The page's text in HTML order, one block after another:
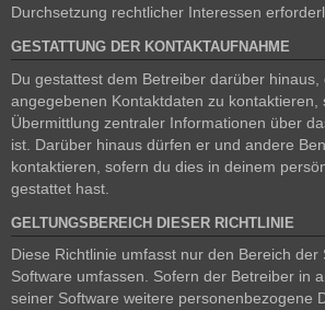
Durchsetzung rechtlicher Interessen
GESTATTUNG DER KONTAKTAUFNAHME
Du gestattest dem Betreiber darüber
angegebenen Kontaktdaten zu kontaktieren,
Übermittlung zentraler Informationen über
ist. Darüber hinaus dürfen er und andere
kontaktieren, sofern du dies in deinem
gestattet hast.
GELTUNGSBEREICH DIESER RICHTLINIE
Diese Richtlinie umfasst nur den Bereich der
Software umfassen. Sofern der Betreiber in
seiner Software weitere personenbezogene